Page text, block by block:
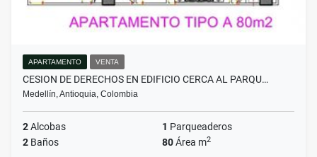
APARTAMENTO VENTA
CESION DE DERECHOS EN EDIFICIO CERCA AL PARQU…
Medellín, Antioquia, Colombia
2Alcobas 1 Parqueaderos
2 Baños 80Área m2